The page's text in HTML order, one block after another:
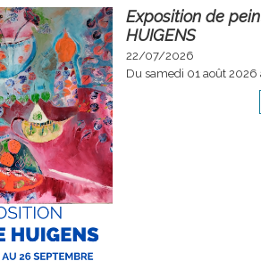
Exposition de
HUIGENS
22/07/2026
Du samedi 01 août